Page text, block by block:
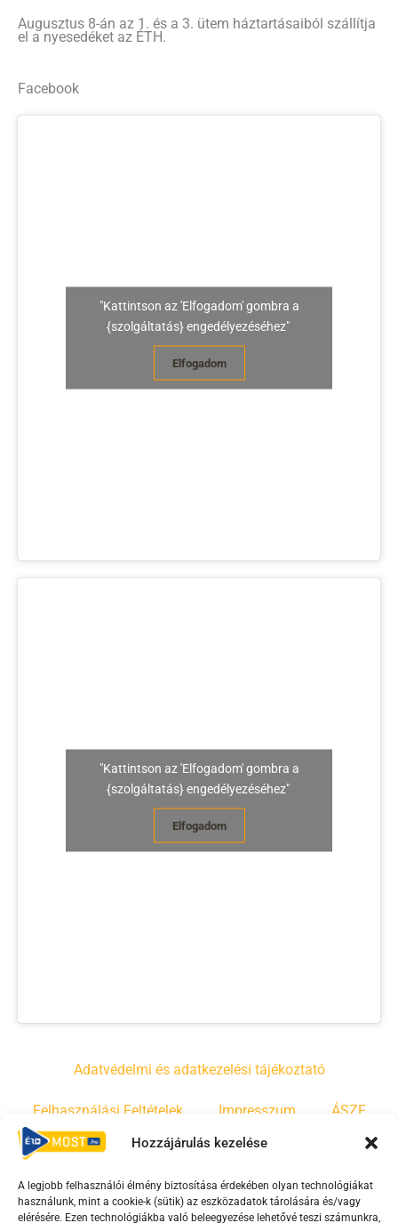
Hozzájárulás kezelése
A legjobb felhasználói élmény biztosítása érdekében olyan technológiákat
használunk, mint a cookie-k (sütik) az eszközadatok tárolására és/vagy
elérésére. Ezen technológiákba való beleegyezése lehetővé teszi számunkra,
Augusztus 8-án az 1. és a 3. ütem háztartásaiból szállítja
el a nyesedéket az ÉTH.
Facebook
"Kattintson az 'Elfogadom' gombra a
{szolgáltatás} engedélyezéséhez"
Elfogadom
"Kattintson az 'Elfogadom' gombra a
{szolgáltatás} engedélyezéséhez"
Elfogadom
Adatvédelmi és adatkezelési tájékoztató
Felhasználási Feltételek Impresszum ÁSZF
Irányelvek Moderálási szabályzat
F Y T